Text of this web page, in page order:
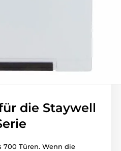
die Staywell
700 Türen. Wenn die